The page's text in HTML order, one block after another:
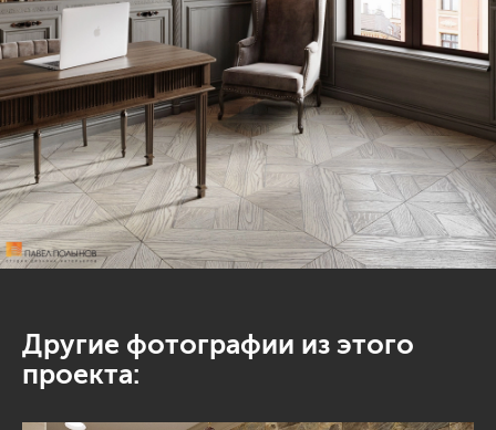
Другие фотографии из этого
проекта: